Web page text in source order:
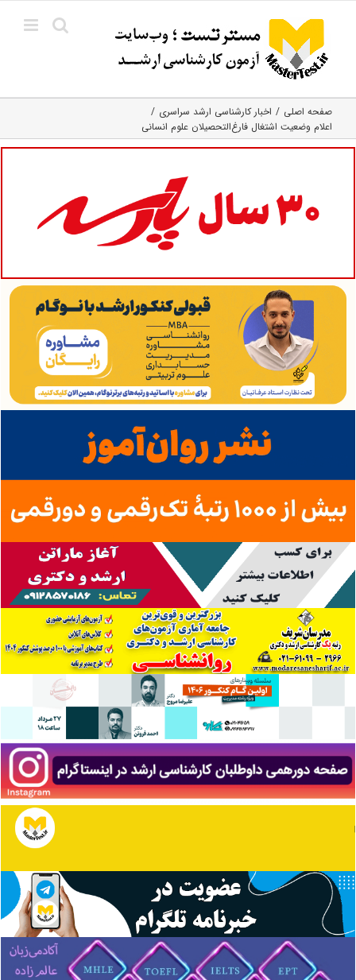
content
صفحه اصلی
اخبار کارشناسی ارشد سراسری
اعلام وضعیت اشتغال فارغ‌التحصیلان علوم انسانی